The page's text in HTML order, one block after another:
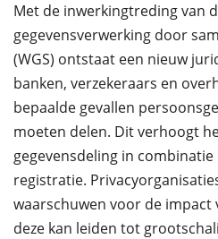
Met de inwerkingtreding van
gegevensverwerking door
(WGS) ontstaat een nieuw
banken, verzekeraars en
bepaalde gevallen
moeten delen. Dit verhoogt
gegevensdeling in combinatie
registratie.
waarschuwen voor de impact
deze kan leiden tot